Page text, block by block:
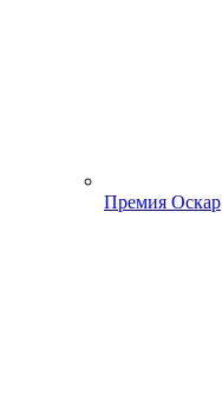
Премия Оскар